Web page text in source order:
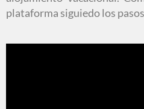
plataforma siguiedo los